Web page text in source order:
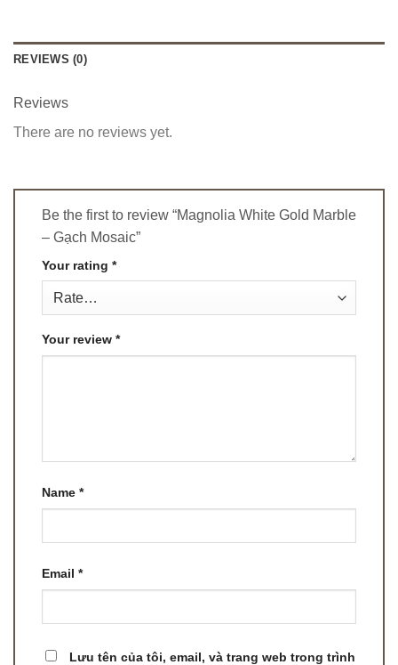
REVIEWS (0)
Reviews
There are no reviews yet.
Be the first to review “Magnolia White Gold Marble
– Gạch Mosaic”
Your rating *
Your review *
Name *
Email *
Lưu tên của tôi, email, và trang web trong trình